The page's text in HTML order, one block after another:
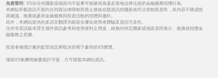
免責聲明: XS在任何國家或地區均不從事可能被視為違反當地法律法規的金融服務招攬行為。
本網站所載資訊不面向任何因法律限制而禁止接收此類資訊的國家或司法管轄區居民，其內容不構成投
資建議、推薦或參與金融服務與投資活動的招攬與邀約。
此外，本網站提供的多語言翻譯功能旨在優化使用者體驗及資訊可及性。
任何非英語版本譯文僅作資訊參考與使用便利之用途，絕無向特定國家或地區居民推介、推廣或招攬金
融服務之意圖。
投資者補償計畫的監管規定將取決於閣下參與的XS實體。
僅經XS集團明確書面許可後，方可複製本網站資訊。